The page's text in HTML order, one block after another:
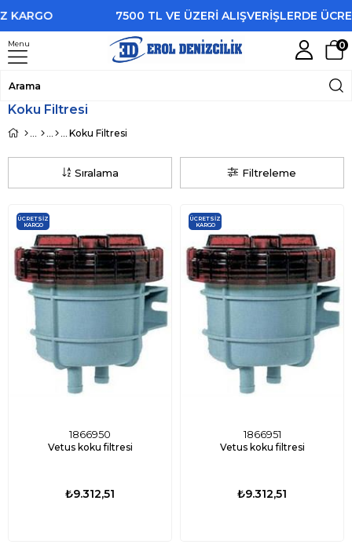
7500 TL VE ÜZERİ ALIŞVERİŞLERDE
Menu 0
Koku Filtresi
Koku Filtresi
Filtreleme
Sıralama
1866950
Vetus koku filtresi
₺9.312,51
ÜCRETSIZ
KARGO
1866951
Vetus koku filtresi
₺9.312,51
ÜCRETSIZ
KARGO